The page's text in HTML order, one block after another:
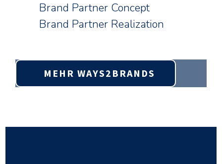
Brand Partner Concept
Brand Partner Realization
MEHR WAYS2BRANDS